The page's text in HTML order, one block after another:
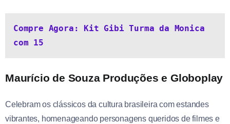
Compre Agora: Kit Gibi Turma da Monica
com 15
Maurício de Souza Produções e Globoplay
Celebram os clássicos da cultura brasileira com estandes
vibrantes, homenageando personagens queridos de filmes e